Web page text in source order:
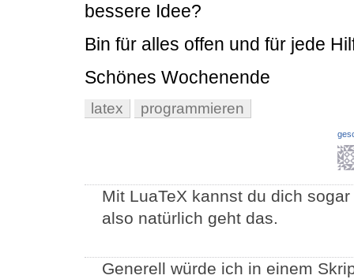
bessere Idee?
Bin für alles offen und für jede
Schönes Wochenende
latex programmieren
Mit LuaTeX kannst du dich
also natürlich geht das.
Generell würde ich in einem